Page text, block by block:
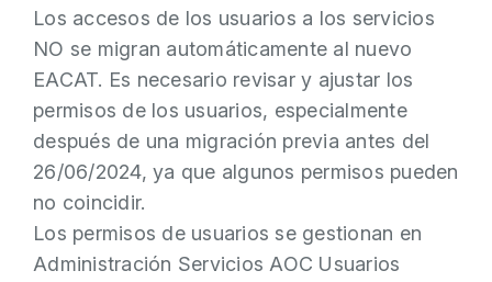
Los accesos de los usuarios a los servicios
NO se migran automáticamente al nuevo
EACAT. Es necesario revisar y ajustar los
permisos de los usuarios, especialmente
después de una migración previa antes del
26/06/2024, ya que algunos permisos pueden
no coincidir.
Los permisos de usuarios se gestionan en
Administración Servicios AOC Usuarios